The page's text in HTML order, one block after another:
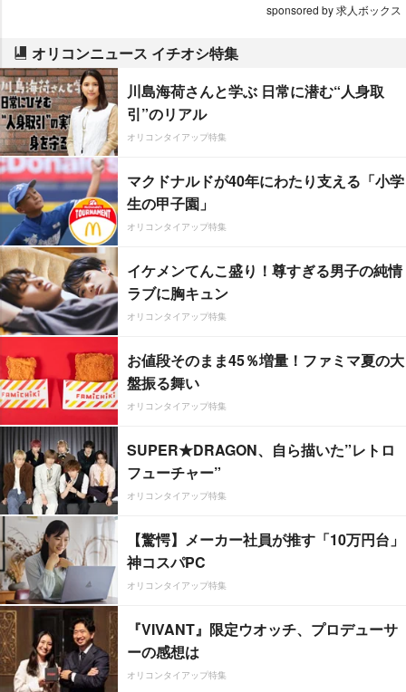
sponsored by 求人ボックス
オリコンニュース イチオシ特集
川島海荷さんと学ぶ 日常に潜む“人身取
引”のリアル
オリコンタイアップ特集
マクドナルドが40年にわたり支える「小学
生の甲子園」
オリコンタイアップ特集
イケメンてんこ盛り！尊すぎる男子の純情
ラブに胸キュン
オリコンタイアップ特集
お値段そのまま45％増量！ファミマ夏の大
盤振る舞い
オリコンタイアップ特集
SUPER★DRAGON、自ら描いた”レトロ
フューチャー”
オリコンタイアップ特集
【驚愕】メーカー社員が推す「10万円台」
神コスパPC
オリコンタイアップ特集
『VIVANT』限定ウオッチ、プロデューサ
ーの感想は
オリコンタイアップ特集